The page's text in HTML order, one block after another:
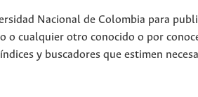
Nacional de Colombia para
o cualquier otro conocido o por
y buscadores que estimen